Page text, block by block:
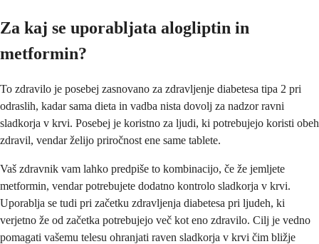
Za kaj se uporabljata alogliptin in
metformin?
To zdravilo je posebej zasnovano za zdravljenje diabetesa tipa 2 pri
odraslih, kadar sama dieta in vadba nista dovolj za nadzor ravni
sladkorja v krvi. Posebej je koristno za ljudi, ki potrebujejo koristi obeh
zdravil, vendar želijo priročnost ene same tablete.
Vaš zdravnik vam lahko predpiše to kombinacijo, če že jemljete
metformin, vendar potrebujete dodatno kontrolo sladkorja v krvi.
Uporablja se tudi pri začetku zdravljenja diabetesa pri ljudeh, ki
verjetno že od začetka potrebujejo več kot eno zdravilo. Cilj je vedno
pomagati vašemu telesu ohranjati raven sladkorja v krvi čim bližje